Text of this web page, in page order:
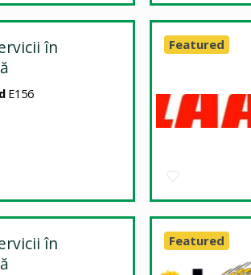
în
E156
Featured
în
Featured